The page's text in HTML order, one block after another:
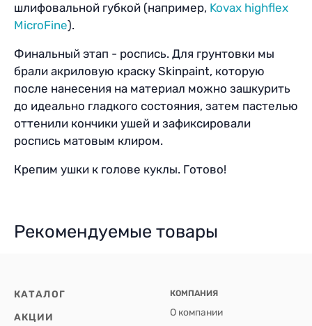
шлифовальной губкой (например, Kovax highflex
MicroFine).
Финальный этап - роспись. Для грунтовки мы
брали акриловую краску Skinpaint, которую
после нанесения на материал можно зашкурить
до идеально гладкого состояния, затем пастелью
оттенили кончики ушей и зафиксировали
роспись матовым клиром.
Крепим ушки к голове куклы. Готово!
Рекомендуемые товары
КАТАЛОГ
АКЦИИ
КОМПАНИЯ
О компании